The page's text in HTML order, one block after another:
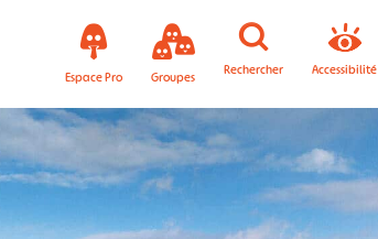
Espace Pro Groupes Rechercher Accessibilité